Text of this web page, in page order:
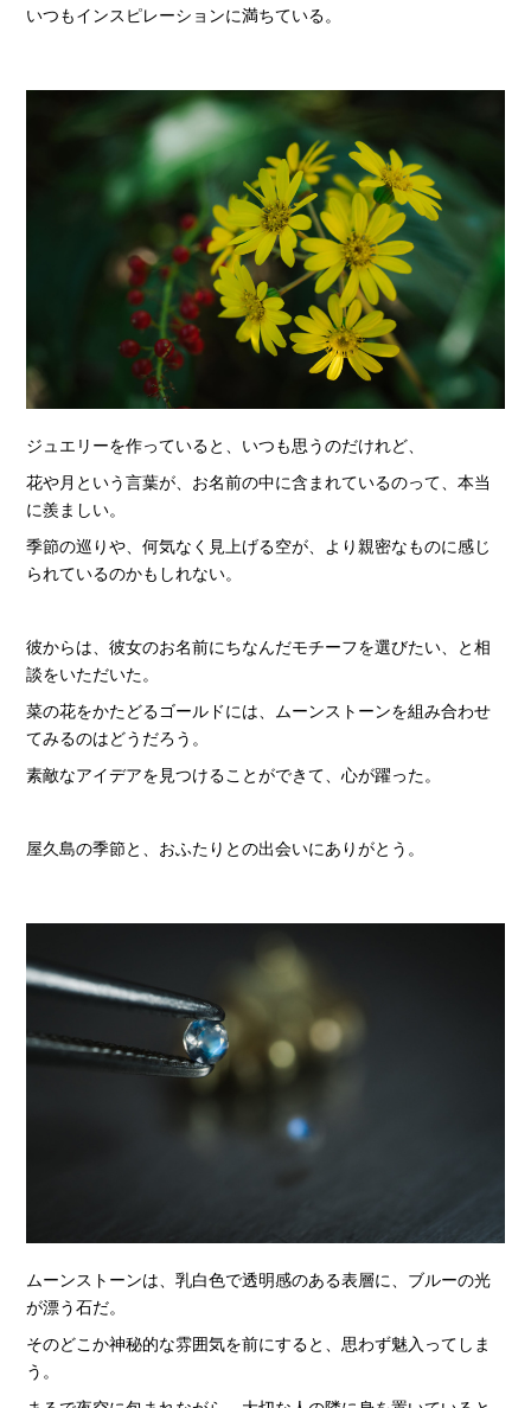
いつもインスピレーションに満ちている。
ジュエリーを作っていると、いつも思うのだけれど、
花や月という言葉が、お名前の中に含まれているのって、本当
に羨ましい。
季節の巡りや、何気なく見上げる空が、より親密なものに感じ
られているのかもしれない。
彼からは、彼女のお名前にちなんだモチーフを選びたい、と相
談をいただいた。
菜の花をかたどるゴールドには、ムーンストーンを組み合わせ
てみるのはどうだろう。
素敵なアイデアを見つけることができて、心が躍った。
屋久島の季節と、おふたりとの出会いにありがとう。
ムーンストーンは、乳白色で透明感のある表層に、ブルーの光
が漂う石だ。
そのどこか神秘的な雰囲気を前にすると、思わず魅入ってしま
う。